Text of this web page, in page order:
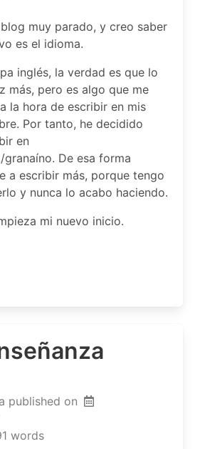
muy parado, y creo saber
es el idioma.
inglés, la verdad es que lo
más, pero es algo que me
la hora de escribir en mis
Por tanto, he decidido
en
De esa forma
a escribir más, porque tengo
y nunca lo acabo haciendo.
mi nuevo inicio.
published on
words